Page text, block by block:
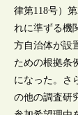
律第118号）
れに準ずる機
方自治体が設
ための根拠条
になった。さ
の他の調査研